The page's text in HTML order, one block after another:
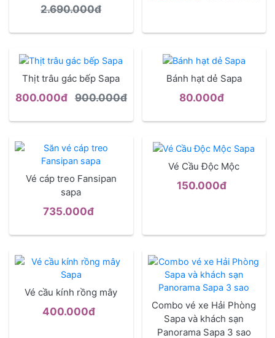
2.690.000đ
Thịt trâu gác bếp Sapa
800.000đ 900.000đ
Bánh hạt dẻ Sapa
80.000đ
Vé cáp treo Fansipan
sapa
735.000đ
Vé Cầu Độc Mộc
150.000đ
Vé cầu kính rồng mây
400.000đ
Combo vé xe Hải Phòng
Sapa và khách sạn
Panorama Sapa 3 sao